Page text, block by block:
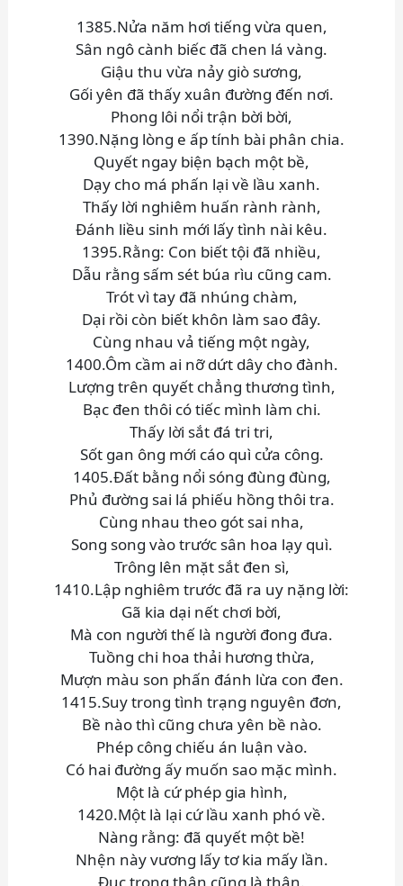
1385.Nửa năm hơi tiếng vừa quen,
Sân ngô cành biếc đã chen lá vàng.
Giậu thu vừa nảy giò sương,
Gối yên đã thấy xuân đường đến nơi.
Phong lôi nổi trận bời bời,
1390.Nặng lòng e ấp tính bài phân chia.
Quyết ngay biện bạch một bề,
Dạy cho má phấn lại về lầu xanh.
Thấy lời nghiêm huấn rành rành,
Đánh liều sinh mới lấy tình nài kêu.
1395.Rằng: Con biết tội đã nhiều,
Dẫu rằng sấm sét búa rìu cũng cam.
Trót vì tay đã nhúng chàm,
Dại rồi còn biết khôn làm sao đây.
Cùng nhau vả tiếng một ngày,
1400.Ôm cầm ai nỡ dứt dây cho đành.
Lượng trên quyết chẳng thương tình,
Bạc đen thôi có tiếc mình làm chi.
Thấy lời sắt đá tri tri,
Sốt gan ông mới cáo quì cửa công.
1405.Đất bằng nổi sóng đùng đùng,
Phủ đường sai lá phiếu hồng thôi tra.
Cùng nhau theo gót sai nha,
Song song vào trước sân hoa lạy quì.
Trông lên mặt sắt đen sì,
1410.Lập nghiêm trước đã ra uy nặng lời:
Gã kia dại nết chơi bời,
Mà con người thế là người đong đưa.
Tuồng chi hoa thải hương thừa,
Mượn màu son phấn đánh lừa con đen.
1415.Suy trong tình trạng nguyên đơn,
Bề nào thì cũng chưa yên bề nào.
Phép công chiếu án luận vào.
Có hai đường ấy muốn sao mặc mình.
Một là cứ phép gia hình,
1420.Một là lại cứ lầu xanh phó về.
Nàng rằng: đã quyết một bề!
Nhện này vương lấy tơ kia mấy lần.